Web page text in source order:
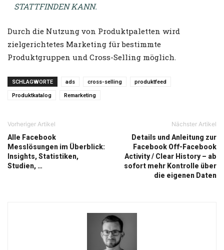
STATTFINDEN KANN.
Durch die Nutzung von Produktpaletten wird
zielgerichtetes Marketing für bestimmte
Produktgruppen und Cross-Selling möglich.
SCHLAGWORTE ads cross-selling produktfeed
Produktkatalog Remarketing
Vorheriger Artikel
Alle Facebook
Messlösungen im Überblick:
Insights, Statistiken,
Studien, …
Nächster Artikel
Details und Anleitung zur
Facebook Off-Facebook
Activity / Clear History – ab
sofort mehr Kontrolle über
die eigenen Daten